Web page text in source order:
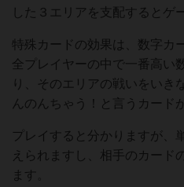
した３エリアを支配するとゲ
特殊カードの効果は、数字カ
全プレイヤーの中で一番高い
り、そのエリアの戦いをいき
んのんちゃう！と言うカード
プレイすると分かりますが、
えられますし、相手のカード
ます。